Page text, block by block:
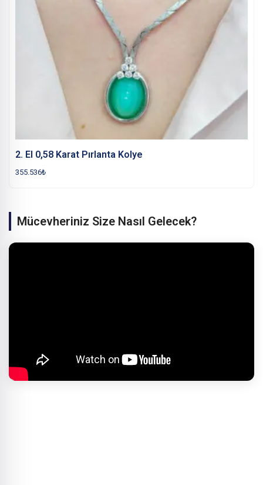
2. El 0,58 Karat Pırlanta Kolye
355.536₺
Mücevheriniz Size Nasıl Gelecek?